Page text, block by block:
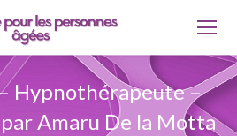
Hypnothérapeute –
Amaru De la Motta